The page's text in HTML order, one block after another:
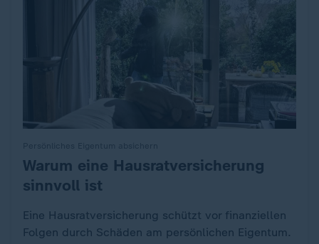
:
Warum eine Hausratversicherung
sinnvoll ist
Eine Hausratversicherung schützt vor finanziellen
Folgen durch Schäden am persönlichen Eigentum.